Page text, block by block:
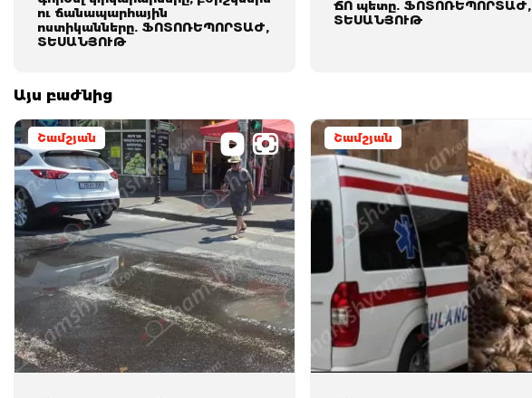
ու ճանապարհային
ոստիկանները. ՖՈՏՈՌԵՊՈՐՏԱԺ,
ՏԵՍԱՆՅՈՒԹ
ՃՈ պետը. ՖՈՏՈՌԵՊՈՐՏԱԺ,
ՏԵՍԱՆՅՈՒԹ
Այս բաժնից
Շամշյան Շամշյան